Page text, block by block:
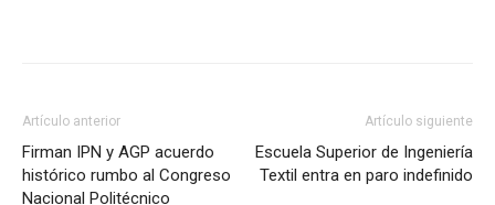
Artículo anterior
Firman IPN y AGP acuerdo
histórico rumbo al Congreso
Nacional Politécnico
Artículo siguiente
Escuela Superior de Ingeniería
Textil entra en paro indefinido